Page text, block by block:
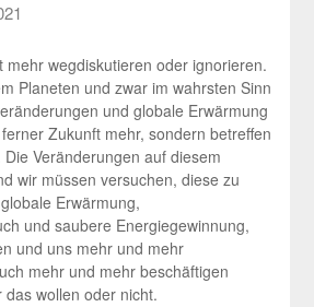
mehr wegdiskutieren oder ignorieren.
Planeten und zwar im wahrsten Sinn
und globale Erwärmung
Zukunft mehr, sondern betreffen
Veränderungen auf diesem
wir müssen versuchen, diese zu
Erwärmung,
und saubere Energiegewinnung,
und uns mehr und mehr
mehr und mehr beschäftigen
wollen oder nicht.